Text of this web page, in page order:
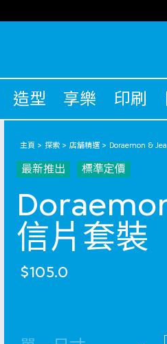
造型 享樂 印刷
主頁 探索 店舖精選 Doraemon &
最新推出 標準定價
信片套裝
$105.0